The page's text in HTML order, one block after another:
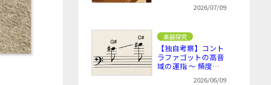
2026/07/09
楽器探究
【独自考察】コント
ラファゴットの高音
域の運指 ～ 頻度は
2026/06/09